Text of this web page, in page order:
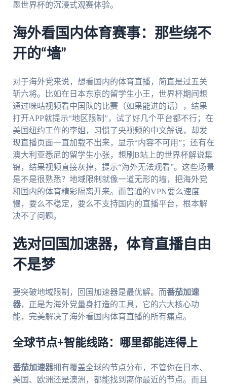
墨世界杯的沉浸式观赛体验。
海外看国内体育赛事：那些绕不
开的“墙”
对于海外党来说，想看国内的体育直播，简直是过五关
斩六将。比如在日本东京的留学生小王，世界杯期间想
通过咪咕视频看中国队的比赛（如果能进的话），结果
打开APP就提示“地区限制”，试了好几个平台都不行；在
美国纽约工作的李姐，习惯了央视频的中文解说，却发
现直播页面一直加载不出来，显示“内容不可用”；还有在
澳大利亚悉尼的留学生小张，想刷B站上的世界杯解说集
锦，结果视频直接灰掉，提示“海外无法观看”。这些场景
是不是很熟悉？地域限制就像一道无形的墙，把海外党
和国内的体育精彩隔离开来。而普通的VPN要么速度
慢，要么不稳定，要么不支持国内的直播平台，根本解
决不了问题。
选对回国加速器，体育直播自由
不是梦
要突破地域限制，回国加速器是最优解。而番茄加速
器，正是为海外党量身打造的工具，它的六大核心功
能，完美解决了海外看国内体育直播的所有痛点。
全球节点+智能线路：哪里都能连得上
番茄加速器拥有覆盖全球的节点分布，不管你在日本、
美国、欧洲还是澳洲，都能找到离你最近的节点。而且